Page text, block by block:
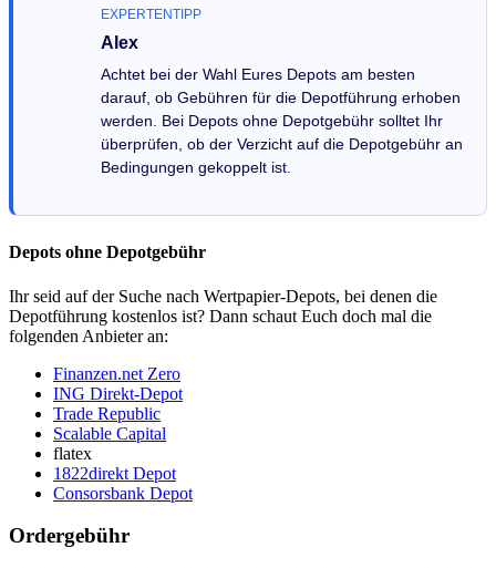
EXPERTENTIPP
Alex
Achtet bei der Wahl Eures Depots am besten
darauf, ob Gebühren für die Depotführung erhoben
werden. Bei Depots ohne Depotgebühr solltet Ihr
überprüfen, ob der Verzicht auf die Depotgebühr an
Bedingungen gekoppelt ist.
Depots ohne Depotgebühr
Ihr seid auf der Suche nach Wertpapier-Depots, bei denen die
Depotführung kostenlos ist? Dann schaut Euch doch mal die
folgenden Anbieter an:
Finanzen.net Zero
ING Direkt-Depot
Trade Republic
Scalable Capital
flatex
1822direkt Depot
Consorsbank Depot
Ordergebühr